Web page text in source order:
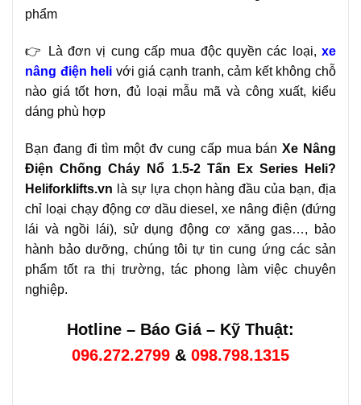
phẩm
👉 Là đơn vị cung cấp mua độc quyền các loại, xe
nâng điện heli với giá cạnh tranh, cảm kết không chỗ
nào giá tốt hơn, đủ loại mẫu mã và công xuất, kiểu
dáng phù hợp
Bạn đang đi tìm một đv cung cấp mua bánXe Nâng
Điện Chống Cháy Nổ 1.5-2 Tấn Ex Series Heli?
Heliforklifts.vn là sự lựa chọn hàng đầu của bạn, địa
chỉ loại chạy động cơ dầu diesel, xe nâng điện (đứng
lái và ngồi lái), sử dụng động cơ xăng gas…, bảo
hành bảo dưỡng, chúng tôi tự tin cung ứng các sản
phẩm tốt ra thị trường, tác phong làm việc chuyên
nghiệp.
Hotline – Báo Giá – Kỹ Thuật:
096.272.2799 & 098.798.1315